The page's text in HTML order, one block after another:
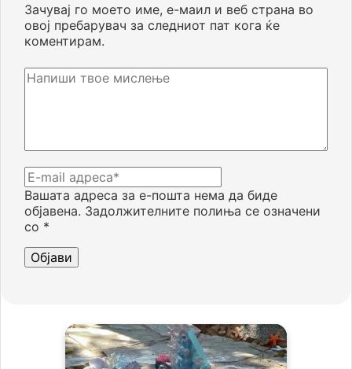
Вашата адреса за е-пошта нема да биде
објавена. Задолжителните полиња се означени
со *
Зачувај го моето име, е-маил и веб страна во
овој пребарувач за следниот пат кога ќе
коментирам.